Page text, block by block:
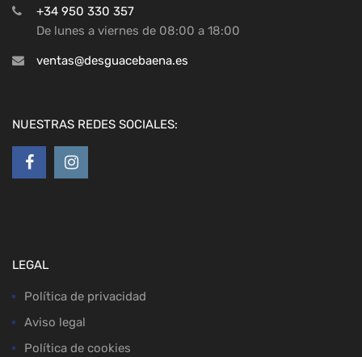
+34 950 330 357
De lunes a viernes de 08:00 a 18:00
ventas@desguacebaena.es
NUESTRAS REDES SOCIALES:
LEGAL
Política de privacidad
Aviso legal
Política de cookies